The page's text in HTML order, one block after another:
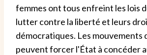
femmes ont tous enfreint les lois
lutter contre la liberté et leurs
démocratiques. Les mouvements
peuvent forcer l'État à concéder